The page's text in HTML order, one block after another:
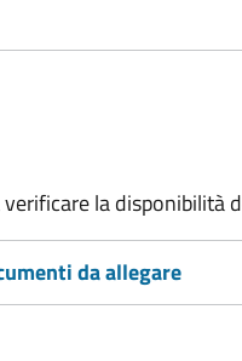
la disponibilità
da allegare